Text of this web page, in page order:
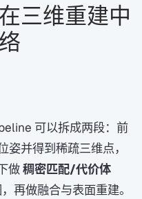
三维重建中
可以拆成两段：前
姿并得到稀疏三维点，
做稠密匹配/代价体
再做融合与表面重建。